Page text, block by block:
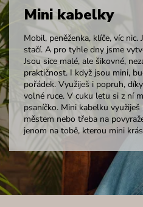
Mini kabelky
Mobil, peněženka, klíče, víc
stačí. A pro tyhle dny jsme
Jsou sice malé, ale šikovné,
praktičnost. I když jsou mini,
pořádek. Využiješ i popruh,
volné ruce. V cuku letu si z ní
psaníčko. Mini kabelku
městem nebo třeba na
jenom na tobě, kterou mini